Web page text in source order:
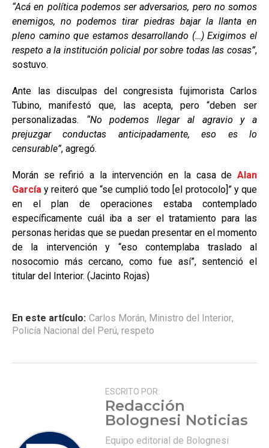
“Acá en política podemos ser adversarios, pero no somos
enemigos, no podemos tirar piedras bajar la llanta en
pleno camino que estamos desarrollando (…) Exigimos el
respeto a la institución policial por sobre todas las cosas”,
sostuvo.
Ante las disculpas del congresista fujimorista Carlos
Tubino, manifestó que, las acepta, pero “deben ser
personalizadas. “No podemos llegar al agravio y a
prejuzgar conductas anticipadamente, eso es lo
censurable”, agregó.
Morán se refirió a la intervención en la casa de Alan
García y reiteró que “se cumplió todo [el protocolo]” y que
en el plan de operaciones estaba contemplado
específicamente cuál iba a ser el tratamiento para las
personas heridas que se puedan presentar en el momento
de la intervención y “eso contemplaba traslado al
nosocomio más cercano, como fue así”, sentenció el
titular del Interior. (Jacinto Rojas)
En este artículo: Carlos Morán, Ministro del Interior,
Policía Nacional del Perú, respeto
ESCRITO POR:
Redacción
Bolognesi Noticias
Equipo editorial de Bolognesi